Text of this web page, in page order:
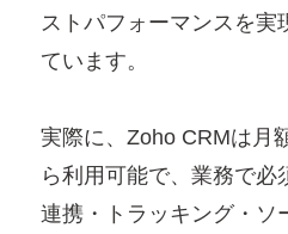
ストパフォーマンスを実
ています。
実際に、Zoho CRMは月
ら利用可能で、業務で必
連携・トラッキング・ソ